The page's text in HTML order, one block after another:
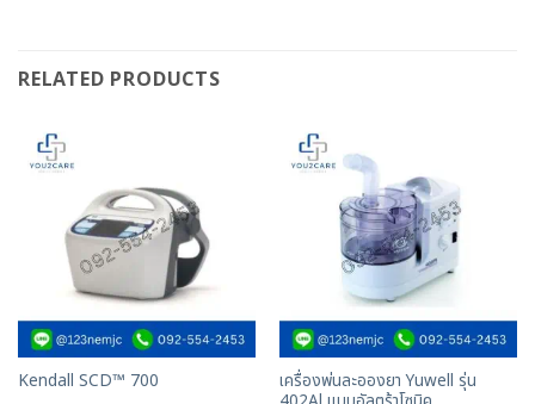
RELATED PRODUCTS
Kendall SCD™ 700
เครื่องพ่นละอองยา Yuwell รุ่น